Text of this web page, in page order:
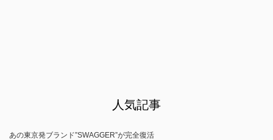
人気記事
あの東京発ブランド”SWAGGER”が完全復活